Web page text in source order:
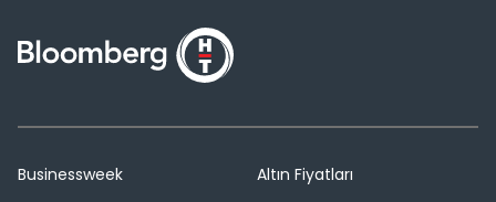
Businessweek
Altın Fiyatları